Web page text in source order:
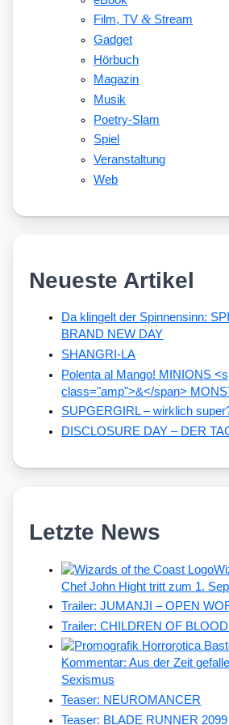
Film, TV&Stream
Gadget
Hörbuch
Magazin
Musik
Poetry-Slam
Spiel
Veranstaltung
Web
Neueste Artikel
Da klingelt der Spinnensinn:
BRAND NEW DAY
SHANGRI-LA
Polenta al Mango! MINIONS
class="amp">&</span>
SUPGERGIRL – wirklich
DISCLOSURE DAY – DER
Letzte News
Chef John Hight tritt zum 1.
Trailer: JUMANJI – OPEN
Trailer: CHILDREN OF
Kommentar: Aus der Zeit
Sexismus
Teaser: NEUROMANCER
Teaser: BLADE RUNNER 2099